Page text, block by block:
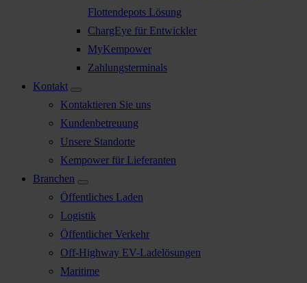
Flottendepots Lösung
ChargEye für Entwickler
MyKempower
Zahlungsterminals
Kontakt
Kontaktieren Sie uns
Kundenbetreuung
Unsere Standorte
Kempower für Lieferanten
Branchen
Öffentliches Laden
Logistik
Öffentlicher Verkehr
Off-Highway EV-Ladelösungen
Maritime